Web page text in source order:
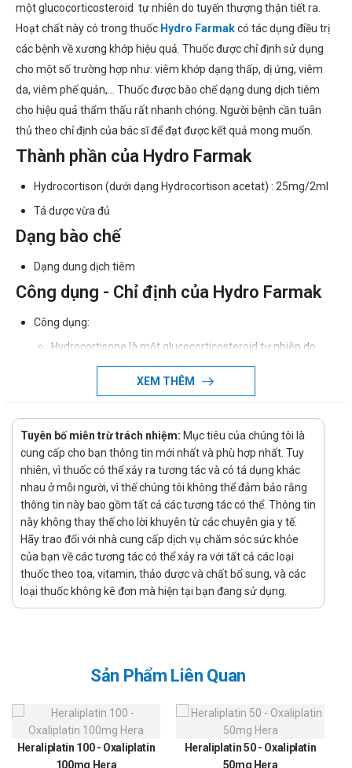
một glucocorticosteroid tự nhiên do tuyến thượng thận tiết ra.
Hoạt chất này có trong thuốc Hydro Farmakcó tác dụng điều trị
các bệnh về xương khớp hiệu quả. Thuốc được chỉ định sử dụng
cho một số trường hợp như: viêm khớp dạng thấp, dị ứng, viêm
da, viêm phế quản,... Thuốc được bào chế dạng dung dịch tiêm
cho hiệu quả thẩm thấu rất nhanh chóng. Người bệnh cần tuân
thủ theo chỉ định của bác sĩ để đạt được kết quả mong muốn.
Thành phần của Hydro Farmak
Hydrocortison (dưới dạng Hydrocortison acetat) : 25mg/2ml
Tá dược vừa đủ
Dạng bào chế
Dạng dung dịch tiêm
Công dụng - Chỉ định của Hydro Farmak
Công dụng:
Hydrocortisone là một glucocorticosteroid tự nhiên do
tuyến thượng thận tiết ra, có tác dụng chống viêm, dùng
điều trị viêm khớp, viêm ruột, viêm phế quản, ban da, viêm
Chỉ định:
Liệu pháp thay thế hormon ở người suy vỏ thượng thận.
Điều trị ngắn hạn trong các bệnh lý xương khớp: Viêm
xương khớp, viêm khớp do thấp & do các nguyên nhân
khác.
Hướng dẫn sử dụng Hydro Farmak
Cách dùng:
100 mg - 500 mg tuỳ theo mức độ bện. Giảm liều cho trẻ
mg/kg/ngày.
Bệnh xương khớp: Người lớn 5 - 25 mg liều duy nhất, tiêm
trong hoặc quanh khớp, liều 125 - 250 mg/ngày tiêm sâu
XEM THÊM
Tuyên bố miễn trừ trách nhiệm: Mục tiêu của chúng tôi là
cung cấp cho bạn thông tin mới nhất và phù hợp nhất. Tuy
nhiên, vì thuốc có thể xảy ra tương tác và có tá dụng khác
nhau ở mỗi người, vì thế chúng tôi không thể đảm bảo rằng
thông tin này bao gồm tất cả các tương tác có thể. Thông tin
này không thay thế cho lời khuyên từ các chuyên gia y tế.
Hãy trao đổi với nhà cung cấp dịch vụ chăm sóc sức khỏe
của bạn về các tương tác có thể xảy ra với tất cả các loại
thuốc theo toa, vitamin, thảo dược và chất bổ sung, và các
loại thuốc không kê đơn mà hiện tại bạn đang sử dụng.
Sản Phẩm Liên Quan
Heraliplatin 100 - Oxaliplatin
100mg Hera
Heraliplatin 50 - Oxaliplatin
50mg Hera